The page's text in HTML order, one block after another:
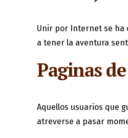
Unir por Internet se ha
a tener la aventura
Paginas
Aquellos usuarios que
atreverse a pasar